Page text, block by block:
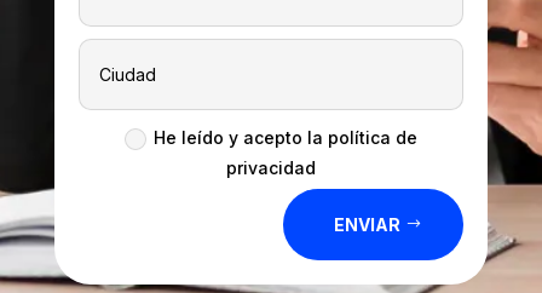
He leído y acepto la política de
privacidad
ENVIAR